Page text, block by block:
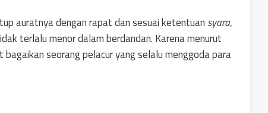
auratnya dengan rapat dan sesuai ketentuan syara,
terlalu menor dalam berdandan. Karena menurut
seorang pelacur yang selalu menggoda para